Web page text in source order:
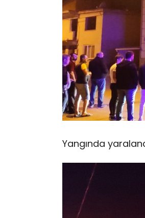
Yangında